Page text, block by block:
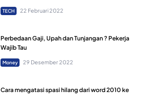
TECH 22 Februari 2022
Perbedaan Gaji, Upah dan Tunjangan ? Pekerja
Wajib Tau
Money 29 Desember 2022
Cara mengatasi spasi hilang dari word 2010 ke